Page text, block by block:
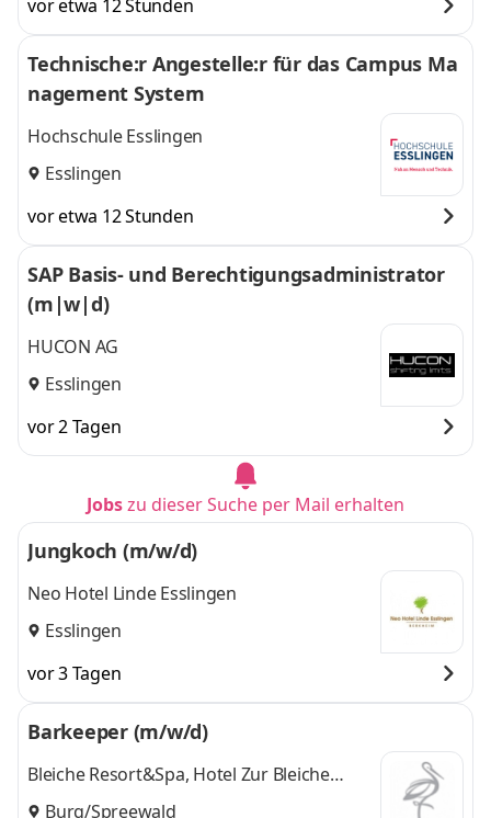
vor etwa 12 Stunden
Technische:r Angestelle:r für das Campus Ma
nagement System
Hochschule Esslingen
Esslingen
vor etwa 12 Stunden
SAP Basis- und Berechtigungsadministrator
(m|w|d)
HUCON AG
Esslingen
vor 2 Tagen
Jobszu dieser Suche per Mail erhalten
Jungkoch (m/w/d)
Neo Hotel Linde Esslingen
Esslingen
vor 3 Tagen
Barkeeper (m/w/d)
Bleiche Resort&Spa, Hotel Zur Bleiche
Heinrich Michael Clausing e.K.
Burg/Spreewald